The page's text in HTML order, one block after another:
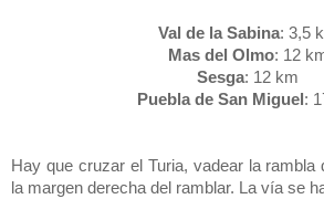
Val de la Sabina: 3,5
Mas del Olmo: 12
Sesga: 12 km
Puebla de San Miguel :
Hay que cruzar el Turia, vadear la rambla
la margen derecha del ramblar. La vía se